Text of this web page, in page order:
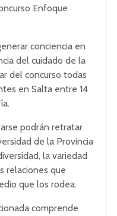
Enfoque
conciencia en
del cuidado de la
del concurso todas
en Salta entre 14
podrán retratar
de la Provincia
la variedad
relaciones que
que los rodea.
comprende